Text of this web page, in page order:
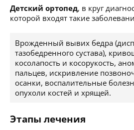
Детский ортопед, в круг
которой входят такие
Врожденный вывих бедра
тазобедренного сустава),
косолапость и косорукость,
пальцев, искривление
осанки, воспалительные
опухоли костей и хрящей.
Этапы лечения